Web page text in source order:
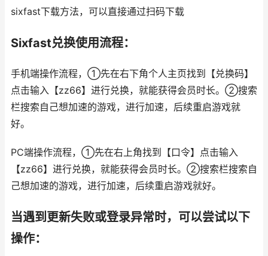
sixfast下载方法，可以直接通过扫码下载
Sixfast兑换使用流程：
手机端操作流程，①先在右下角个人主页找到【兑换码】
点击输入【zz66】进行兑换，就能获得会员时长。②搜索
栏搜索自己想加速的游戏，进行加速，后续重启游戏就
好。
PC端操作流程，①先在右上角找到【口令】点击输入
【zz66】进行兑换，就能获得会员时长。②搜索栏搜索自
己想加速的游戏，进行加速，后续重启游戏就好。
当遇到更新失败或登录异常时，可以尝试以下
操作：